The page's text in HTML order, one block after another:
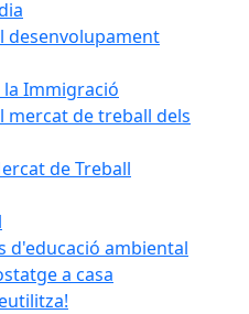
desenvolupament
Immigració
mercat de treball dels
de Treball
d'educació ambiental
a casa